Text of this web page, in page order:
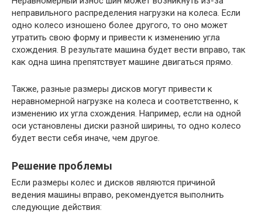
неправильного распределения нагрузки на колеса. Если
одно колесо изношено более другого, то оно может
утратить свою форму и привести к изменению угла
схождения. В результате машина будет вести вправо, так
как одна шина препятствует машине двигаться прямо.
Также, разные размеры дисков могут привести к
неравномерной нагрузке на колеса и соответственно, к
изменению их угла схождения. Например, если на одной
оси установлены диски разной ширины, то одно колесо
будет вести себя иначе, чем другое.
Решение проблемы
Если размеры колес и дисков являются причиной
ведения машины вправо, рекомендуется выполнить
следующие действия: